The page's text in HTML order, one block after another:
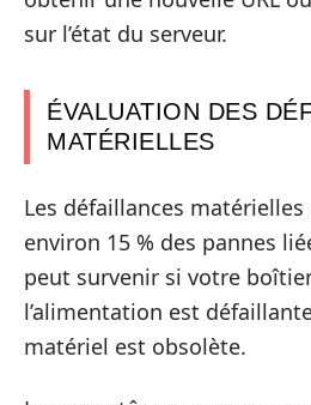
sur l’état du serveur.
ÉVALUATION DES
MATÉRIELLES
Les défaillances
environ 15 % des pannes
peut survenir si votre
l’alimentation est
matériel est obsolète.